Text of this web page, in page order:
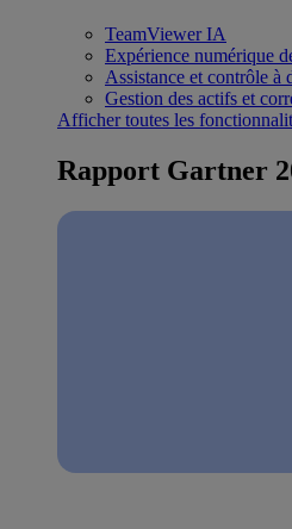
TeamViewer IA
Expérience numérique
Assistance et contrôle à
Gestion des actifs et
Afficher toutes les
Rapport Gartner